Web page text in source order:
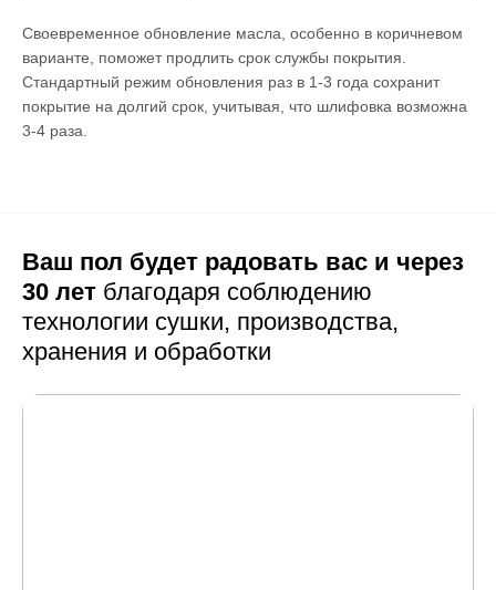
Своевременное обновление масла, особенно в коричневом
варианте, поможет продлить срок службы покрытия.
Стандартный режим обновления раз в 1-3 года сохранит
покрытие на долгий срок, учитывая, что шлифовка возможна
3-4 раза.
Ваш пол будет радовать вас и через
30 лет благодаря соблюдению
технологии сушки, производства,
хранения и обработки